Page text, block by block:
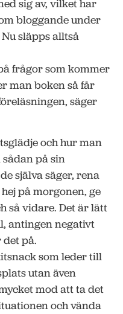
sig av, vilket har
bloggande under
släpps alltså
frågor som kommer
man boken så får
säger
och hur man
på sin
själva säger, rena
på morgonen, ge
så vidare. Det är lätt
antingen negativt
på.
som leder till
utan även
mod att ta det
och vända